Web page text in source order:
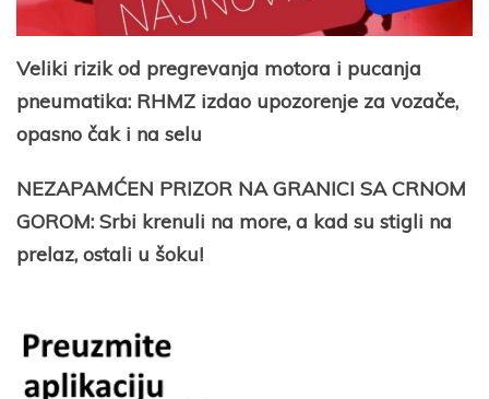
Veliki rizik od pregrevanja motora i pucanja
pneumatika: RHMZ izdao upozorenje za vozače,
opasno čak i na selu
NEZAPAMĆEN PRIZOR NA GRANICI SA CRNOM
GOROM: Srbi krenuli na more, a kad su stigli na
prelaz, ostali u šoku!